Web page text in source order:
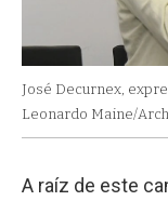
José Decurnex,
Leonardo Maine/
A raíz de este